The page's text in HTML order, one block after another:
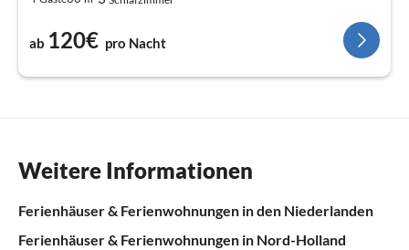
ab 120€ pro Nacht
Weitere Informationen
Ferienhäuser & Ferienwohnungen in den Niederlanden
Ferienhäuser & Ferienwohnungen in Nord-Holland